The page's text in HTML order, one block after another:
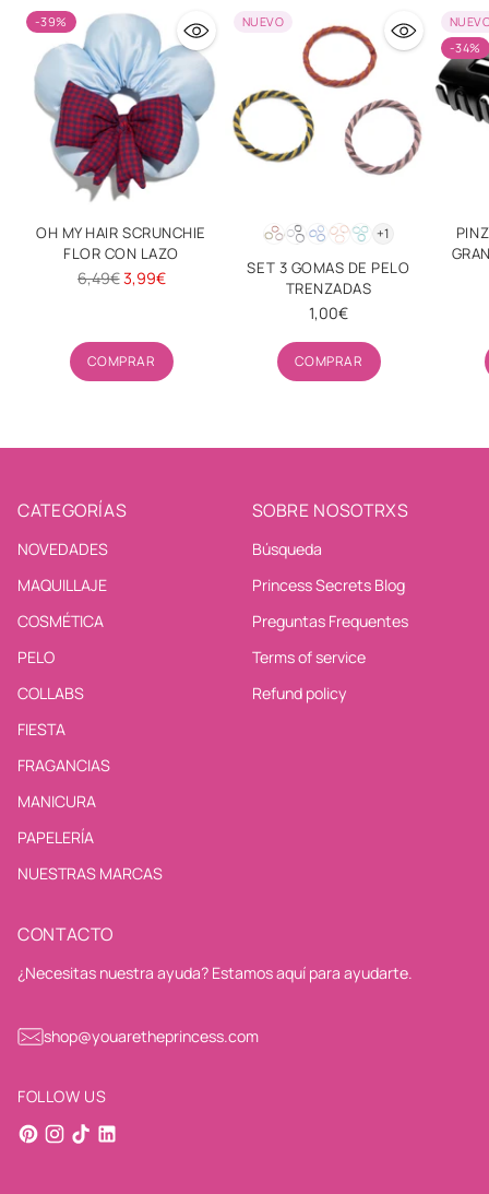
-39%
OH MY HAIR SCRUNCHIE
FLOR CON LAZO
Precio
6,49€3,99€
COMPRAR
Cantidad
NUEVO
+1
SET 3 GOMAS DE PELO
TRENZADAS
1,00€
COMPRAR
Cantidad
-34%
CATEGORÍAS
NOVEDADES
MAQUILLAJE
COSMÉTICA
PELO
COLLABS
FIESTA
FRAGANCIAS
MANICURA
PAPELERÍA
NUESTRAS MARCAS
SOBRE NOSOTRXS
Búsqueda
Princess Secrets Blog
Preguntas Frequentes
Terms of service
Refund policy
CONTACTO
¿Necesitas nuestra ayuda? Estamos aquí para ayudarte.
shop@youaretheprincess.com
FOLLOW US